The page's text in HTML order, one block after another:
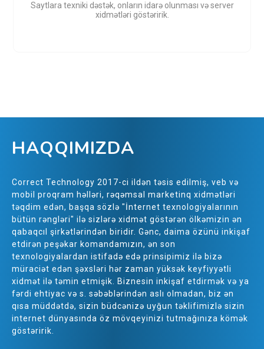
Saytlara texniki dəstək, onların idarə olunması və server
xidmətləri göstəririk.
HAQQIMIZDA
Correct Technology 2017-ci ildən təsis edilmiş, veb və
mobil proqram həlləri, rəqəmsal marketinq xidmətləri
təqdim edən, başqa sözlə "İnternet texnologiyalarının
bütün rəngləri" ilə sizlərə xidmət göstərən ölkəmizin ən
qabaqcıl şirkətlərindən biridir. Gənc, daima özünü inkişaf
etdirən peşəkar komandamızın, ən son
texnologiyalardan istifadə edə prinsipimiz ilə bizə
müraciət edən şəxsləri hər zaman yüksək keyfiyyətli
xidmət ilə təmin etmişik. Biznesin inkişaf etdirmək və ya
fərdi ehtiyac və s. səbəblərindən aslı olmadan, biz ən
qısa müddətdə, sizin büdcənizə uyğun təklifimizlə sizin
internet dünyasında öz mövqeyinizi tutmağınıza kömək
göstəririk.